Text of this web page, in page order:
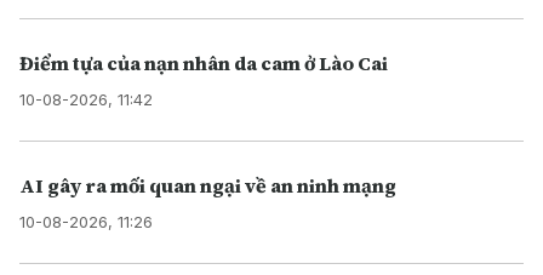
Điểm tựa của nạn nhân da cam ở Lào Cai
10-08-2026, 11:42
AI gây ra mối quan ngại về an ninh mạng
10-08-2026, 11:26